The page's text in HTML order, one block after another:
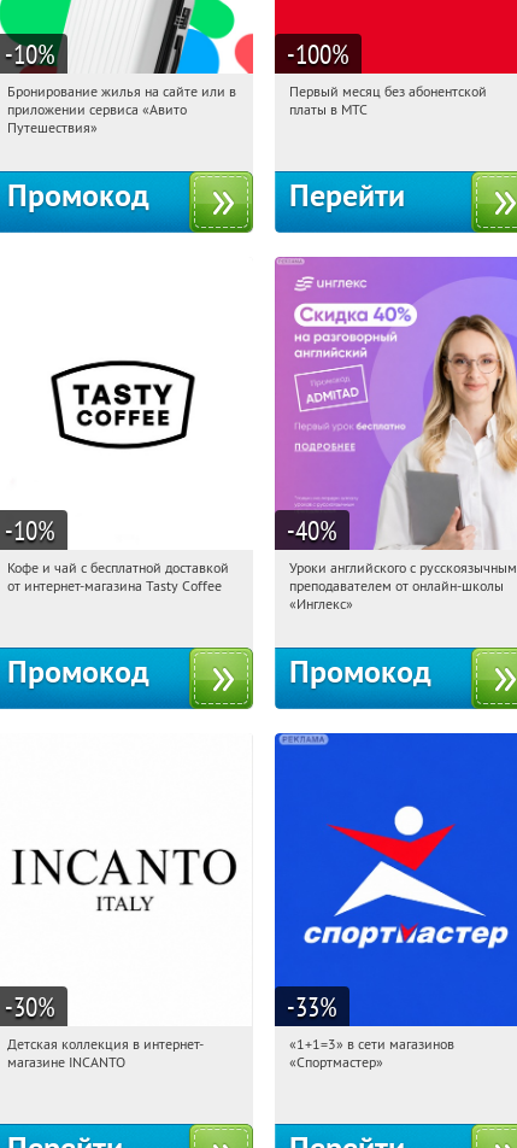
-10%
23:27:33 Получили:10
Россия
Бронирование жилья на сайте или в
приложении сервиса «Авито
Путешествия»
Промокод
-100%
23:27:33
Получи первым!
Первый месяц без абонентской
платы в МТС
Перейти
-10%
23:27:33
Получи первым!
Кофе и чай с бесплатной доставкой
от интернет-магазина Tasty Coffee
Промокод
-40%
23:27:33
Получи первым!
Россия
Уроки английского с русскоязычным
преподавателем от онлайн-школы
«Инглекс»
Промокод
-30%
23:27:33
Получи первым!
Детская коллекция в интернет-
магазине INCANTO
-33%
23:27:33 Получили:
«1+1=3» в сети магазинов
«Спортмастер»